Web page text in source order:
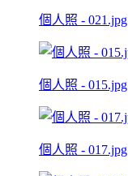
個人照 - 021.jpg
個人照 - 015.jpg
個人照 - 017.jpg